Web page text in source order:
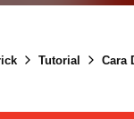
Tutorial Cara